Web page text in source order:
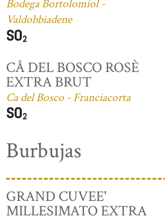
Bodega Bortolomiol -
Valdobbiadene
CÅ DEL BOSCO ROSÈ
EXTRA BRUT
Ca del Bosco - Franciacorta
Burbujas
GRAND CUVEE'
MILLESIMATO EXTRA